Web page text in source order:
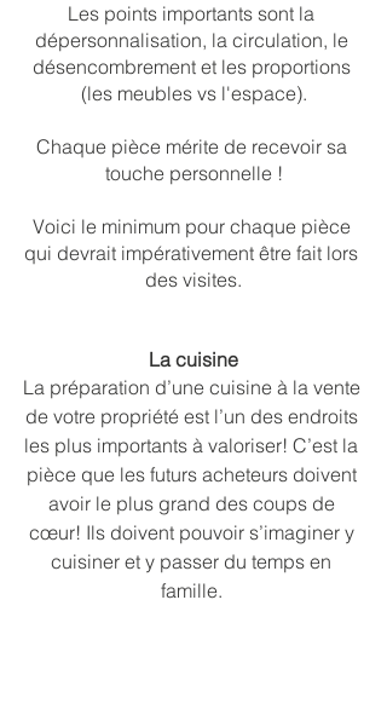
Les points importants sont la
dépersonnalisation, la circulation, le
désencombrement et les proportions
(les meubles vs l'espace).
Chaque pièce mérite de recevoir sa
touche personnelle !
Voici le minimum pour chaque pièce
qui devrait impérativement être fait lors
des visites.
La cuisine
La préparation d’une cuisine à la vente
de votre propriété est l’un des endroits
les plus importants à valoriser! C’est la
pièce que les futurs acheteurs doivent
avoir le plus grand des coups de
cœur! Ils doivent pouvoir s’imaginer y
cuisiner et y passer du temps en
famille.